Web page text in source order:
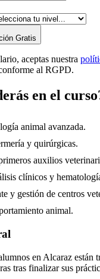
Gratis
aceptas nuestra
al RGPD.
en el
animal avanzada.
y quirúrgicas.
auxilios
clínicos y
y gestión de centros
animal.
en Alcaraz están
tras finalizar sus